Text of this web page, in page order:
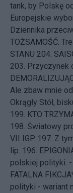
tank, by Polskę
Europejskie
Dziennika
TOŻSAMOŚĆ.
STANU 204.
203. Przyczynek
Ale zbaw mnie
Okrągły Stół,
199. KTO
198. Światowy
VII IGP 197. Z
lip. 196.
polskiej polityki. -
FATALNA
polityki - wariant